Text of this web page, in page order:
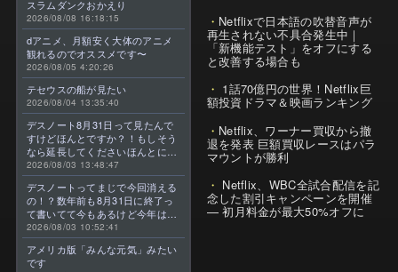
スラムダンクおかえり
2026/08/08 16:18:15
dアニメ、月額安く大体のアニメ
観れるのでオススメです〜
2026/08/05 4:20:26
テセウスの船が見たい
2026/08/04 13:35:40
デスノート8月31日って見たんで
すけどほんとですか？！もしそう
なら延長してくださいほんとに大
好きなんです😭
2026/08/03 13:48:47
デスノートってまじで今回消える
の！？数年前も8月31日に終了っ
て書いてて今もあるけど今年はま
じのやつ！？よくわからん！！で
きればなくならないでほしい！平
成アニメを振り返らせてくれっ
っ！！！！！！！
2026/08/03 10:52:41
アメリカ版「みんな元気」みたい
です
Netflixで日本語の吹替音声が
再生されない不具合発生中｜
「新機能テスト」をオフにする
と改善する場合も
1話70億円の世界！Netflix巨
額投資ドラマ＆映画ランキング
Netflix、ワーナー買収から撤
退を発表 巨額買収レースはパラ
マウントが勝利
Netflix、WBC全試合配信を記
念した割引キャンペーンを開催
— 初月料金が最大50%オフに